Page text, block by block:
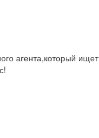
агента,который